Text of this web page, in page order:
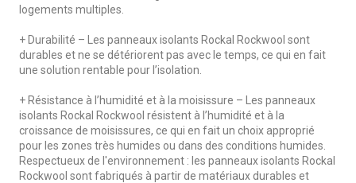
logements multiples.
+ Durabilité – Les panneaux isolants Rockal Rockwool sont
durables et ne se détériorent pas avec le temps, ce qui en fait
une solution rentable pour l’isolation.
+ Résistance à l’humidité et à la moisissure – Les panneaux
isolants Rockal Rockwool résistent à l’humidité et à la
croissance de moisissures, ce qui en fait un choix approprié
pour les zones très humides ou dans des conditions humides.
Respectueux de l'environnement : les panneaux isolants Rockal
Rockwool sont fabriqués à partir de matériaux durables et